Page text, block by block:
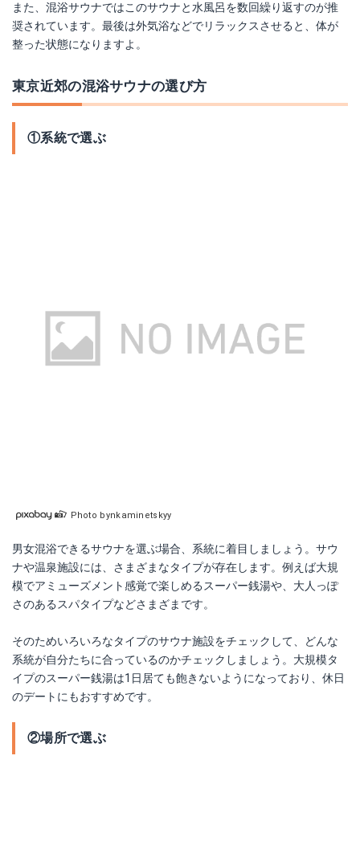
また、混浴サウナではこのサウナと水風呂を数回繰り返すのが推
奨されています。最後は外気浴などでリラックスさせると、体が
整った状態になりますよ。
東京近郊の混浴サウナの選び方
①系統で選ぶ
Photo bynkaminetskyy
男女混浴できるサウナを選ぶ場合、系統に着目しましょう。サウ
ナや温泉施設には、さまざまなタイプが存在します。例えば大規
模でアミューズメント感覚で楽しめるスーパー銭湯や、大人っぽ
さのあるスパタイプなどさまざまです。
そのためいろいろなタイプのサウナ施設をチェックして、どんな
系統が自分たちに合っているのかチェックしましょう。大規模タ
イプのスーパー銭湯は1日居ても飽きないようになっており、休日
のデートにもおすすめです。
②場所で選ぶ